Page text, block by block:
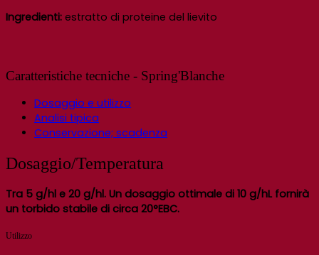
Ingredienti: estratto di proteine del lievito
Caratteristiche tecniche - Spring'Blanche
Dosaggio e utilizzo
Analisi tipica
Conservazione; scadenza
Dosaggio/Temperatura
Tra 5 g/hl e 20 g/hl. Un dosaggio ottimale di 10 g/hL fornirà
un torbido stabile di circa 20°EBC.
Utilizzo